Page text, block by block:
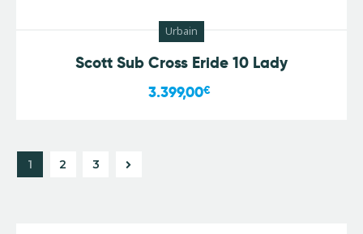
Urbain
Scott Sub Cross Eride 10 Lady
3.399,00€
1 2 3